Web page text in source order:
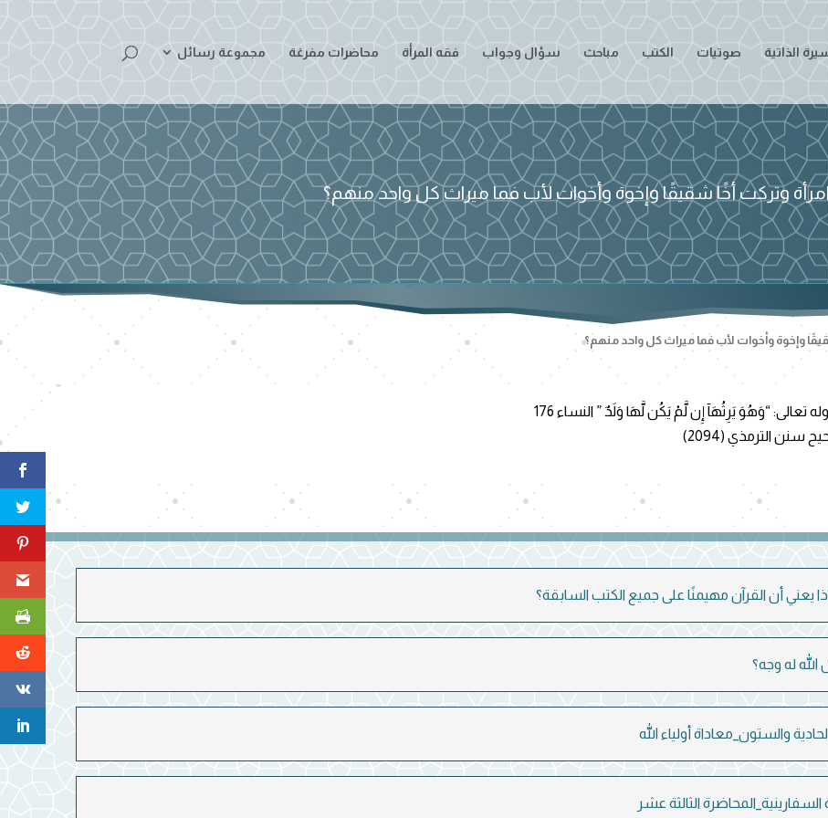
الذاتية صوتيات الكتب مباحث سؤال وجواب فقه المرأة محاضرات مفرغة مجموعة رسائل
وتركت أخًا شقيقًا وإخوة وأخوات لأب فما ميراث كل واحد منهم؟
وإخوة وأخوات لأب فما ميراث كل واحد منهم؟
“وَهُوَ يَرِثُهَآ إِن لَّمْ يَكُن لَّهَا وَلَدٌ ” النساء 176
سنن الترمذي (2094)
والستون_معاداة أولياء الله
السفارينية_المحاضرة الثالثة عشر